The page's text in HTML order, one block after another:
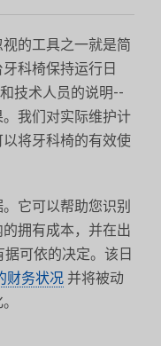
的工具之一就是简
科椅保持运行日
技术人员的说明--
我们对实际维护计
将牙科椅的有效使
它可以帮助您识别
拥有成本，并在出
可依的决定。该日
财务状况 并将被动